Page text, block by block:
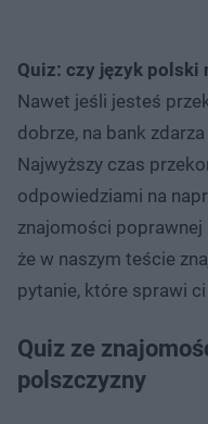
Quiz: czy język polski
Nawet jeśli jesteś
dobrze, na bank
Najwyższy czas
odpowiedziami na
znajomości
że w naszym teście
pytanie, które sprawi
Quiz ze
polszczyzny